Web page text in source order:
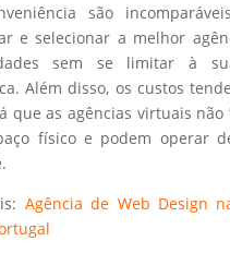
são
e selecionar a melhor
sem se limitar à
Além disso, os custos
que as agências virtuais não
físico e podem operar
Agência de Web Design